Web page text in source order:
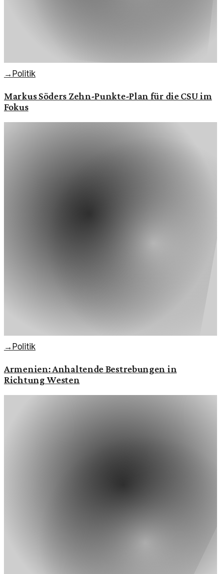
→ Politik
Markus Söders Zehn-Punkte-Plan für die CSU im
Fokus
→ Politik
Armenien: Anhaltende Bestrebungen in
Richtung Westen